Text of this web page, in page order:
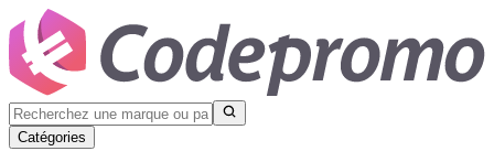
Catégories